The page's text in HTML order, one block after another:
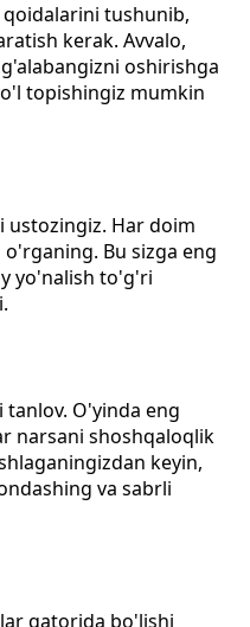
tushunib,
kerak. Avvalo,
oshirishga
topishingiz mumkin
ustozingiz. Har doim
Bu sizga eng
yo'nalish to'g'ri
tanlov. O'yinda eng
narsani shoshqaloqlik
keyin,
va sabrli
qatorida bo'lishi